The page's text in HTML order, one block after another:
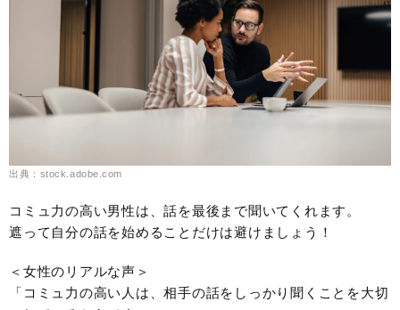
出典：stock.adobe.com
コミュ力の高い男性は、話を最後まで聞いてくれます。
遮って自分の話を始めることだけは避けましょう！
＜女性のリアルな声＞
「コミュ力の高い人は、相手の話をしっかり聞くことを大切